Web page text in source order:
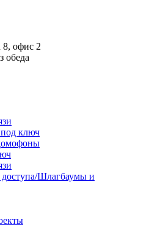
8, офис 2
обеда
ключ
Шлагбаумы и